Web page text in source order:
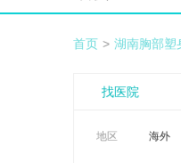
首页 > 湖南胸部塑
找医院
地区 海外